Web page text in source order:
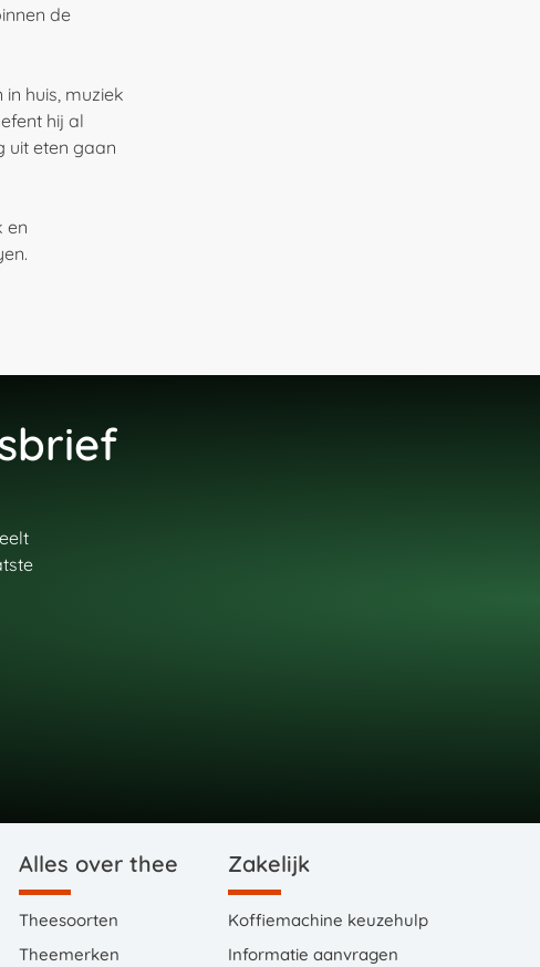
de
huis, muziek
hij al
uit eten gaan
en
Alles over thee
Theesoorten
Theemerken
Zakelijk
Koffiemachine keuzehulp
Informatie aanvragen